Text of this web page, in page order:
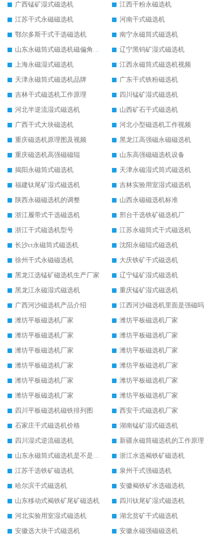
广西锰矿湿式磁选机
江西干粉永磁选机
江苏干式永磁磁选机
河南干式磁选机
鄂尔多斯干式干选磁选机
南宁永磁筒式磁选机
山东永磁筒式磁选机磁偏角怎么调整
辽宁黑钨矿湿式磁选机
上海永磁湿式磁选机
江西永磁筒式磁选机视频
天津永磁筒式磁选机品牌
广东干式铁粉磁选机
吉林干式磁选机工作原理
四川锰矿湿式磁选机
河北半逆流湿式磁选机
山西矿石干式磁选机
广西干式大块磁选机
河北小型磁选机工作视频
重庆磁选机原理图及视频
黑龙江高强磁永磁磁选机
重庆磁选机高强磁磁辊
山东高强磁磁选机设备
揭阳永磁筒式磁选机
天津永磁湿式筒式磁选机
福建钛尾矿湿式磁选机
吉林实验用室湿式磁选机
陕西永磁磁选机的调整
山西永磁磁选机标准
浙江履带式干选磁选机
邢台干选铁矿磁选机厂
浙江干式磁选机型号
江苏永磁筒式干式磁选机
长沙ct永磁筒式磁选机
沈阳永磁辊式磁选机
徐州干式永磁磁选机
大庆铁矿干式磁选机
黑龙江选锰矿磁选机生产厂家
辽宁锰矿湿式磁选机
黑龙江永磁湿式磁选机
重庆锰矿湿式磁选机
广西河沙磁选机产品介绍
江西河沙磁选机里面是强磁吗
潍坊平板磁选机厂家
潍坊平板磁选机厂家
潍坊平板磁选机厂家
潍坊平板磁选机厂家
潍坊平板磁选机厂家
潍坊平板磁选机厂家
潍坊平板磁选机厂家
潍坊平板磁选机厂家
潍坊平板磁选机厂家
潍坊平板磁选机厂家
潍坊平板磁选机厂家
潍坊平板磁选机厂家
四川平板磁选机磁铁排列图
西安干式磁选机厂家
石家庄干式磁选机价格
湖南锰矿湿式磁选机
四川湿式逆流磁选机
新疆永磁筒磁选机的工作原理
山东永磁筒式磁选机是不是强磁
浙江水选褐铁矿磁选机
江苏干选铁矿磁选机
泉州干式强磁选机
哈尔滨干式磁选机
安徽褐铁矿水选磁选机
山东移动式褐铁矿尾矿磁选机
四川钛尾矿湿式磁选机
河北实验用室湿式磁选机
湖北贫矿干式磁选机
安徽选大块干式磁选机
安徽永磁强磁磁选机